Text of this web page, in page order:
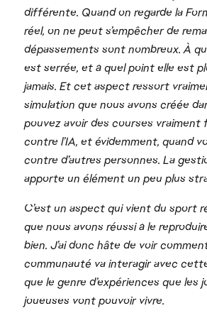
différente. Quand on regarde la
réel, on ne peut s’empêcher de
dépassements sont nombreux. À
est serrée, et à quel point elle est
jamais. Et cet aspect ressort
simulation que nous avons créée
pouvez avoir des courses vraiment
contre l’IA, et évidemment, quand
contre d’autres personnes. La
apporte un élément un peu plus
C’est un aspect qui vient du sport
que nous avons réussi à le
bien. J’ai donc hâte de voir
communauté va interagir avec
que le genre d’expériences que les
joueuses vont pouvoir vivre.